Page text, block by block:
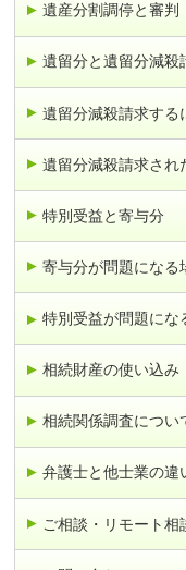
遺産分割調停と審判
遺留分と遺留分減殺
遺留分減殺請求する
遺留分減殺請求され
特別受益と寄与分
寄与分が問題になる
特別受益が問題にな
相続財産の使い込み
相続関係調査につい
弁護士と他士業の違
ご相談・リモート相